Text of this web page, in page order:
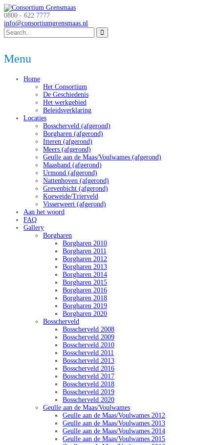
0800 - 622 7777
info@consortiumgrensmaas.nl
Menu
Home
Het Consortium
De Geschiedenis
Het werkgebied
Beleidsverklaring
Locaties
Bosscherveld (afgerond)
Borgharen (afgerond)
Itteren (afgerond)
Meers (afgerond)
Geulle aan de Maas/Voulwames (afgerond)
Maasband (afgerond)
Urmond (afgerond)
Nattenhoven (afgerond)
Grevenbicht (afgerond)
Koeweide/Trierveld
Visserweert (afgerond)
Aan het woord
FAQ
Gallery
Borgharen
Borgharen 2010
Borgharen 2011
Borgharen 2012
Borgharen 2013
Borgharen 2014
Borgharen 2015
Borgharen 2016
Borgharen 2018
Borgharen 2019
Borgharen 2020
Bosscherveld
Bosscherveld 2008
Bosscherveld 2009
Bosscherveld 2010
Bosscherveld 2011
Bosscherveld 2013
Bosscherveld 2016
Bosscherveld 2017
Bosscherveld 2018
Bosscherveld 2019
Bosscherveld 2020
Geulle aan de Maas/Voulwames
Geulle aan de Maas/Voulwames 2012
Geulle aan de Maas/Voulwames 2013
Geulle aan de Maas/Voulwames 2014
Geulle aan de Maas/Voulwames 2015